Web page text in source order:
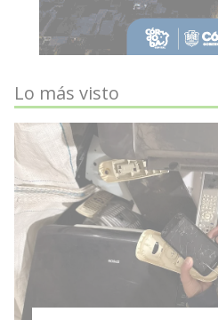
Lo más visto